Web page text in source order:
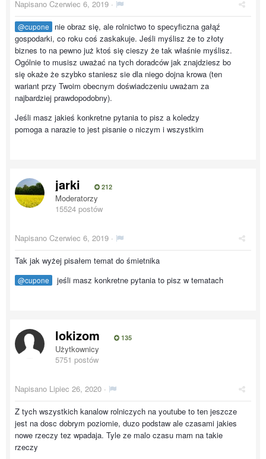
Napisano Czerwiec 6, 2019 ·
@cupone
nie obraz się, ale rolnictwo to specyficzna gałąź
gospodarki, co roku coś zaskakuje. Jeśli myślisz że to złoty
biznes to na pewno już ktoś się cieszy że tak właśnie myślisz.
Ogólnie to musisz uważać na tych doradców jak znajdziesz bo
się okaże że szybko staniesz sie dla niego dojna krowa (ten
wariant przy Twoim obecnym doświadczeniu uważam za
najbardziej prawdopodobny).
Jeśli masz jakieś konkretne pytania to pisz a koledzy
pomoga a narazie to jest pisanie o niczym i wszystkim
jarki 212
Moderatorzy
15524 postów
Napisano Czerwiec 6, 2019 ·
Tak jak wyżej pisałem temat do śmietnika
@cupone jeśli masz konkretne pytania to pisz w tematach
lokizom 135
Użytkownicy
5751 postów
Napisano Lipiec 26, 2020 ·
Z tych wszystkich kanalow rolniczych na youtube to ten jeszcze
jest na dosc dobrym poziomie, duzo podstaw ale czasami jakies
nowe rzeczy tez wpadaja. Tyle ze malo czasu mam na takie
rzeczy